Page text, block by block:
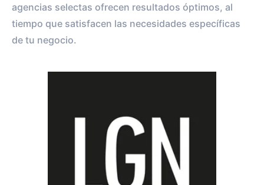
agencias selectas ofrecen resultados óptimos, al
tiempo que satisfacen las necesidades específicas
de tu negocio.